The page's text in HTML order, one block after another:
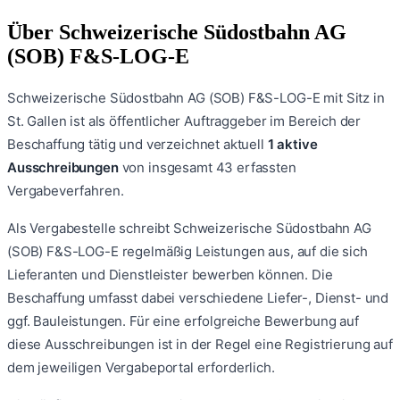
Über Schweizerische Südostbahn AG
(SOB) F&S-LOG-E
Schweizerische Südostbahn AG (SOB) F&S-LOG-E mit Sitz in
St. Gallen ist als öffentlicher Auftraggeber im Bereich der
Beschaffung tätig und verzeichnet aktuell 1 aktive
Ausschreibungen von insgesamt 43 erfassten
Vergabeverfahren.
Als Vergabestelle schreibt Schweizerische Südostbahn AG
(SOB) F&S-LOG-E regelmäßig Leistungen aus, auf die sich
Lieferanten und Dienstleister bewerben können. Die
Beschaffung umfasst dabei verschiedene Liefer-, Dienst- und
ggf. Bauleistungen. Für eine erfolgreiche Bewerbung auf
diese Ausschreibungen ist in der Regel eine Registrierung auf
dem jeweiligen Vergabeportal erforderlich.